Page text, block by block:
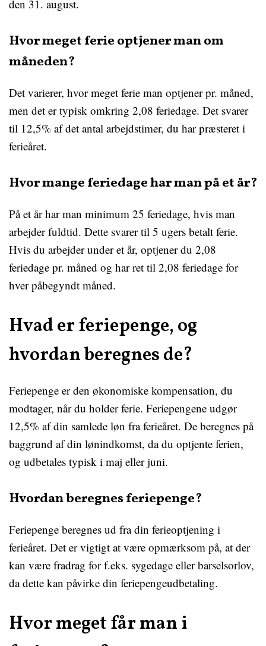
den 31. august.
Hvor meget ferie optjener man om
måneden?
Det varierer, hvor meget ferie man optjener pr. måned,
men det er typisk omkring 2,08 feriedage. Det svarer
til 12,5% af det antal arbejdstimer, du har præsteret i
ferieåret.
Hvor mange feriedage har man på et år?
På et år har man minimum 25 feriedage, hvis man
arbejder fuldtid. Dette svarer til 5 ugers betalt ferie.
Hvis du arbejder under et år, optjener du 2,08
feriedage pr. måned og har ret til 2,08 feriedage for
hver påbegyndt måned.
Hvad er feriepenge, og
hvordan beregnes de?
Feriepenge er den økonomiske kompensation, du
modtager, når du holder ferie. Feriepengene udgør
12,5% af din samlede løn fra ferieåret. De beregnes på
baggrund af din lønindkomst, da du optjente ferien,
og udbetales typisk i maj eller juni.
Hvordan beregnes feriepenge?
Feriepenge beregnes ud fra din ferieoptjening i
ferieåret. Det er vigtigt at være opmærksom på, at der
kan være fradrag for f.eks. sygedage eller barselsorlov,
da dette kan påvirke din feriepengeudbetaling.
Hvor meget får man i